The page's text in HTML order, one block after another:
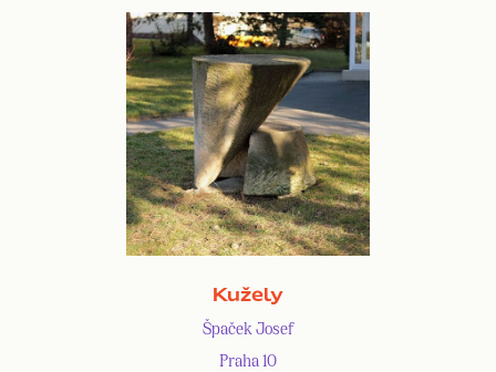
Kužely
Špaček Josef
Praha 10